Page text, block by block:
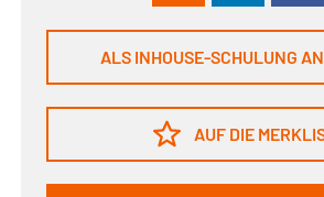
ALS INHOUSE-SCHULUNG
AUF DIE